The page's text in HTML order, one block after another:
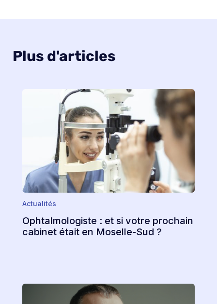
Plus d'articles
Actualités
Ophtalmologiste : et si votre prochain
cabinet était en Moselle-Sud ?